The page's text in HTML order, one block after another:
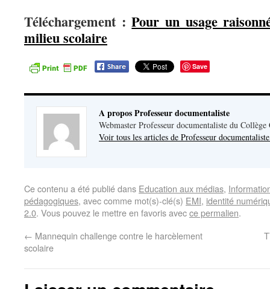
Téléchargement :Pour un usage
milieu scolaire
Save
A propos Professeur documentaliste
Webmaster Professeur documentaliste du Collège
Voir tous les articles de Professeur
Ce contenu a été publié dans Education aux médias,
pédagogiques, avec comme mot(s)-clé(s) EMI, identité
2.0. Vous pouvez le mettre en favoris avecce permalien.
← Mannequin challenge contre le harcèlement
scolaire